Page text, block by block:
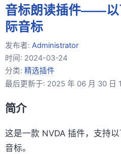
音标朗读插件——以
际音标
发布者: Administrator
时间: 2024-03-24
分类: 精选插件
最后更新于: 2025 年 06 月 30 日
简介
这是一款 NVDA 插件，支持
音标。